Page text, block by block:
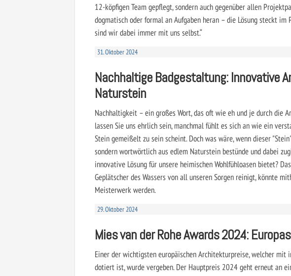
12-köpfigen Team gepflegt, sondern auch gegenüber allen
dogmatisch oder formal an Aufgaben heran – die Lösung steckt im
sind wir dabei immer mit uns selbst.“
31. Oktober 2024
Nachhaltige Badgestaltung: Innovative
Naturstein
Nachhaltigkeit – ein großes Wort, das oft wie eh und je durch die
lassen Sie uns ehrlich sein, manchmal fühlt es sich an wie ein
Stein gemeißelt zu sein scheint. Doch was wäre, wenn dieser
sondern wortwörtlich aus edlem Naturstein bestünde und dabei
innovative Lösung für unsere heimischen Wohlfühloasen bietet?
Geplätscher des Wassers von all unseren Sorgen reinigt, könnte
Meisterwerk werden.
29. Oktober 2024
Mies van der Rohe Awards 2024:
Einer der wichtigsten europäischen Architekturpreise, welcher mit
dotiert ist, wurde vergeben. Der Hauptpreis 2024 geht erneut an